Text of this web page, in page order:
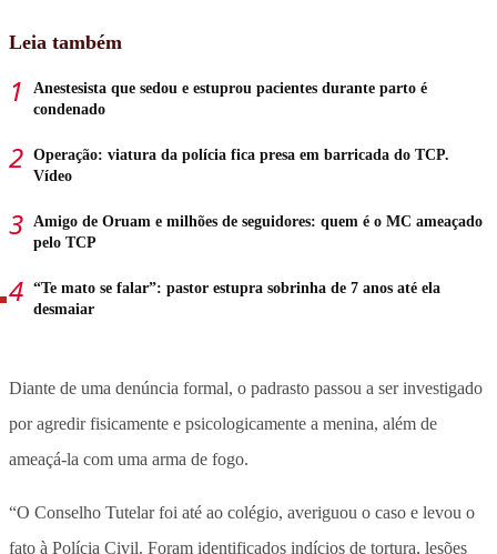
Leia também
Anestesista que sedou e estuprou pacientes durante parto é
condenado
Operação: viatura da polícia fica presa em barricada do TCP.
Vídeo
Amigo de Oruam e milhões de seguidores: quem é o MC ameaçado
pelo TCP
“Te mato se falar”: pastor estupra sobrinha de 7 anos até ela
desmaiar
Diante de uma denúncia formal, o padrasto passou a ser investigado
por agredir fisicamente e psicologicamente a menina, além de
ameaçá-la com uma arma de fogo.
“O Conselho Tutelar foi até ao colégio, averiguou o caso e levou o
fato à Polícia Civil. Foram identificados indícios de tortura, lesões